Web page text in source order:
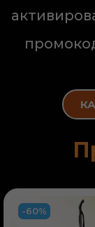
-60%